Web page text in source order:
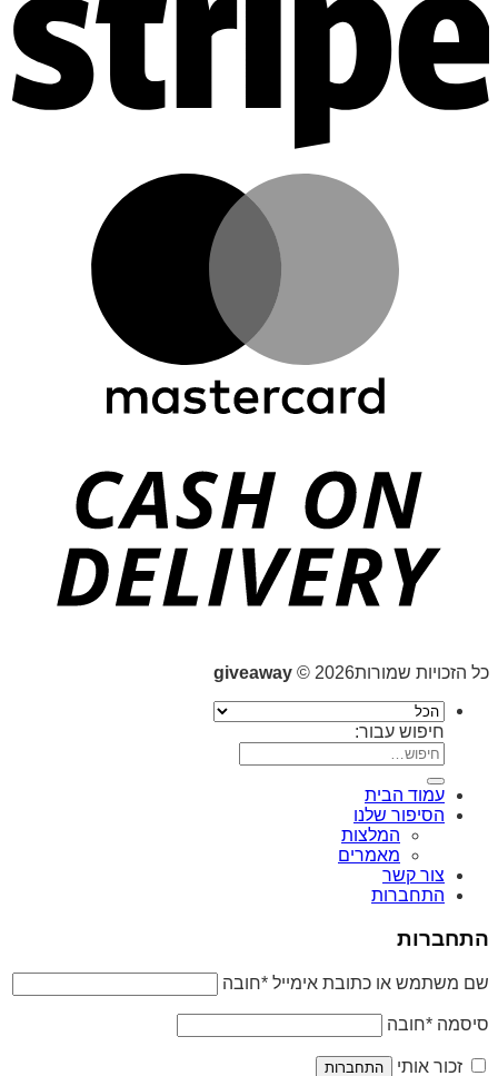
כל הזכויות שמורות2026 © giveaway
חיפוש עבור:
עמוד הבית
הסיפור שלנו
המלצות
מאמרים
צור קשר
התחברות
התחברות
שם משתמש או כתובת אימייל *חובה
סיסמה *חובה
זכור אותי התחברות